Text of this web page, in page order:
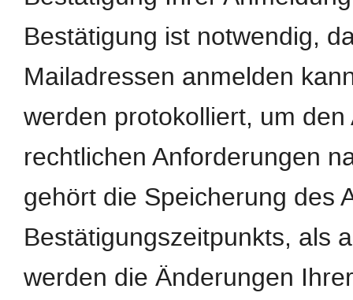
Bestätigung ist notwendig,
Mailadressen anmelden
werden protokolliert, um
rechtlichen Anforderungen
gehört die Speicherung des
Bestätigungszeitpunkts, als
werden die Änderungen